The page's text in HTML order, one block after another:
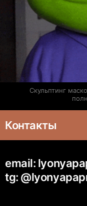
Скульптинг
Контакты
email:
tg: